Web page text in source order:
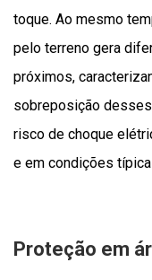
toque. Ao mesmo
pelo terreno gera
próximos,
sobreposição
risco de choque
e em condições
Proteção em